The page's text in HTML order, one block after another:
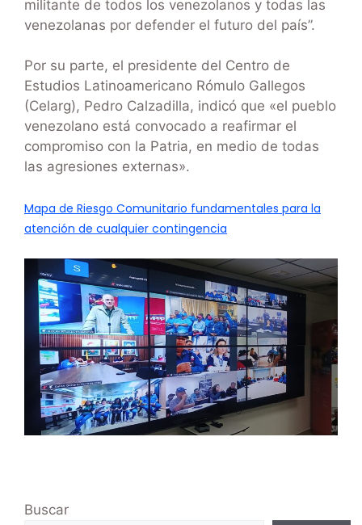
militante de todos los venezolanos y todas las
venezolanas por defender el futuro del país”.
Por su parte, el presidente del Centro de
Estudios Latinoamericano Rómulo Gallegos
(Celarg), Pedro Calzadilla, indicó que «el pueblo
venezolano está convocado a reafirmar el
compromiso con la Patria, en medio de todas
las agresiones externas».
Mapa de Riesgo Comunitario fundamentales para la
atención de cualquier contingencia
Buscar